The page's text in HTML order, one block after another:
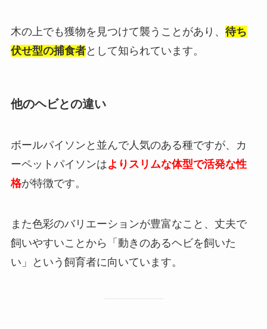
木の上でも獲物を見つけて襲うことがあり、 待ち
伏せ型の捕食者として知られています。
他のヘビとの違い
ボールパイソンと並んで人気のある種ですが、カ
ーペットパイソンはよりスリムな体型で活発な性
格が特徴です。
また色彩のバリエーションが豊富なこと、丈夫で
飼いやすいことから「動きのあるヘビを飼いた
い」という飼育者に向いています。